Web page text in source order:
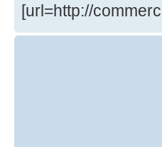
[url=http://